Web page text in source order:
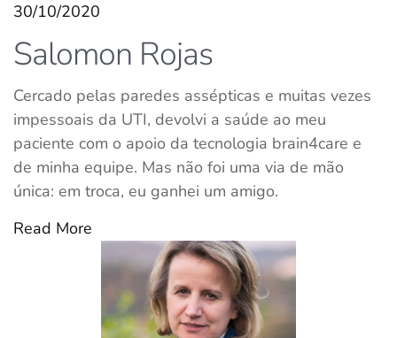
30/10/2020
Salomon Rojas
Cercado pelas paredes assépticas e muitas vezes
impessoais da UTI, devolvi a saúde ao meu
paciente com o apoio da tecnologia brain4care e
de minha equipe. Mas não foi uma via de mão
única: em troca, eu ganhei um amigo.
Read More